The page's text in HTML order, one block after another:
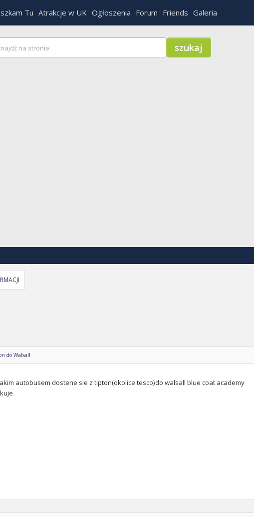
Tu Atrakcje w UK Ogłoszenia Forum Friends Galeria
do Walsall
autobusem dostene sie z tipton(okolice tesco)do walsall blue coat academy